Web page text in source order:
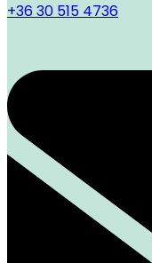
+36 30 515 4736